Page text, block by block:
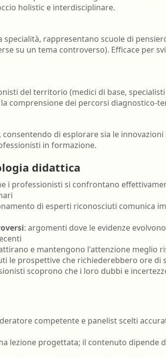
holistic e interdisciplinare.
rappresentano scuole di
su un tema controverso). Efficace per
del territorio (medici di base,
comprensione dei percorsi diagnostico-
di esplorare sia le innovazioni
in formazione.
didattica
i professionisti si confrontano
di esperti riconosciuti comunica
: argomenti dove le evidenze
e mantengono l'attenzione meglio
le prospettive che richiederebbero ore di
scoprono che i loro dubbi e
competente e panelist scelti
lezione progettata; il contenuto dipende